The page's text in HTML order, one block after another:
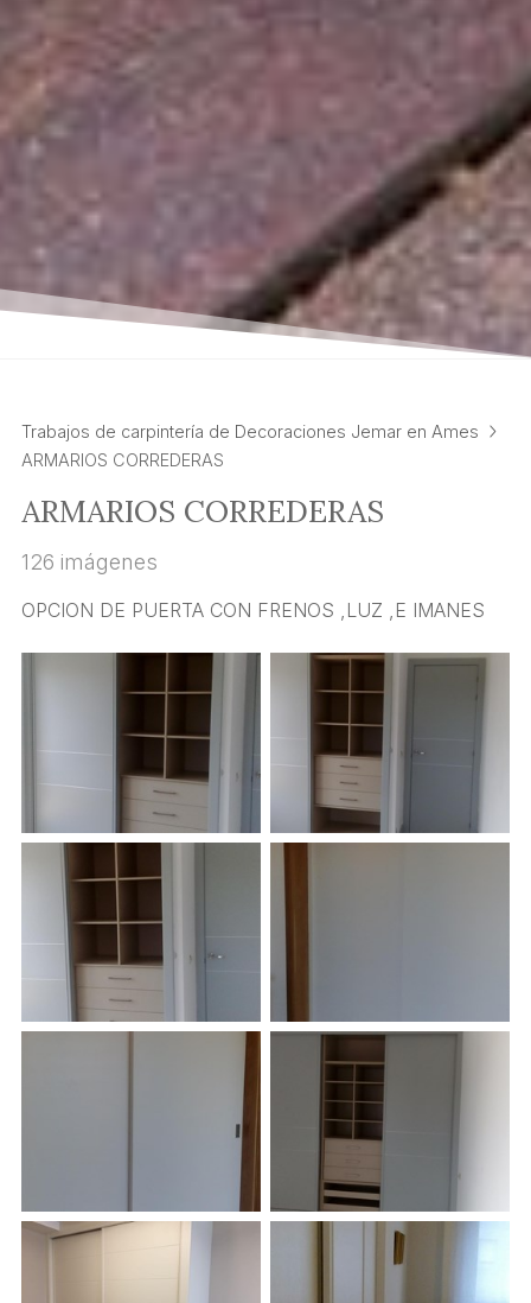
Trabajos de carpintería de Decoraciones Jemar en Ames
ARMARIOS CORREDERAS
ARMARIOS CORREDERAS
126 imágenes
OPCION DE PUERTA CON FRENOS ,LUZ ,E IMANES